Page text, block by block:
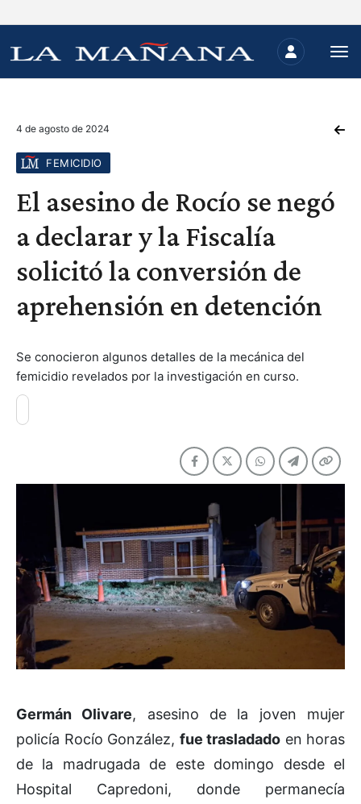
4 de agosto de 2024
FEMICIDIO
El asesino de Rocío se negó
a declarar y la Fiscalía
solicitó la conversión de
aprehensión en detención
Se conocieron algunos detalles de la mecánica del
femicidio revelados por la investigación en curso.
Germán Olivare, asesino de la joven mujer
policía Rocío González, fue trasladado en horas
de la madrugada de este domingo desde el
Hospital Capredoni, donde permanecía